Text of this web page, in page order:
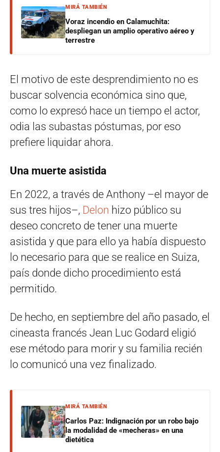
MIRÁ TAMBIÉN
Voraz incendio en Calamuchita:
despliegan un amplio operativo aéreo y
terrestre
El motivo de este desprendimiento no es
buscar solvencia económica sino que,
como lo expresó hace un tiempo el actor,
odia las subastas póstumas, por eso
prefiere liquidar ahora.
Una muerte asistida
En 2022, a través de Anthony –el mayor de
sus tres hijos–, Delon hizo público su
deseo concreto de tener una muerte
asistida y que para ello ya había dispuesto
lo necesario para que se realice en Suiza,
país donde dicho procedimiento está
permitido.
De hecho, en septiembre del año pasado, el
cineasta francés Jean Luc Godard eligió
ese método para morir y su familia recién
lo comunicó una vez finalizado.
MIRÁ TAMBIÉN
Carlos Paz: Indignación por un robo bajo
la modalidad de «mecheras» en una
dietética